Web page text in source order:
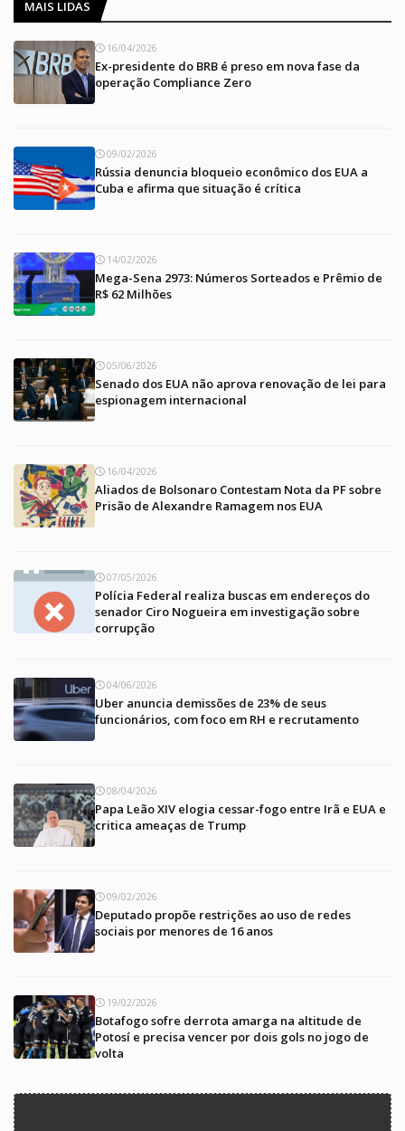
MAIS LIDAS
16/04/2026
Ex-presidente do BRB é preso em nova fase da
operação Compliance Zero
09/02/2026
Rússia denuncia bloqueio econômico dos EUA a
Cuba e afirma que situação é crítica
14/02/2026
Mega-Sena 2973: Números Sorteados e Prêmio de
R$ 62 Milhões
05/06/2026
Senado dos EUA não aprova renovação de lei para
espionagem internacional
16/04/2026
Aliados de Bolsonaro Contestam Nota da PF sobre
Prisão de Alexandre Ramagem nos EUA
07/05/2026
Polícia Federal realiza buscas em endereços do
senador Ciro Nogueira em investigação sobre
corrupção
04/06/2026
Uber anuncia demissões de 23% de seus
funcionários, com foco em RH e recrutamento
08/04/2026
Papa Leão XIV elogia cessar-fogo entre Irã e EUA e
critica ameaças de Trump
09/02/2026
Deputado propõe restrições ao uso de redes
sociais por menores de 16 anos
19/02/2026
Botafogo sofre derrota amarga na altitude de
Potosí e precisa vencer por dois gols no jogo de
volta